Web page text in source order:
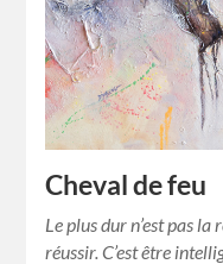
Cheval de feu
Le plus dur n’est pas
réussir. C’est être